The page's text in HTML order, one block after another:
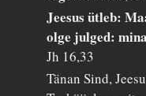
Jeesus ütleb:
olge julged:
Jh 16,33
Tänan Sind,